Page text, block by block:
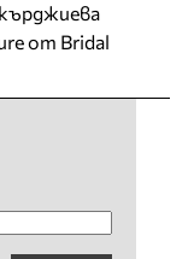
от Bridal